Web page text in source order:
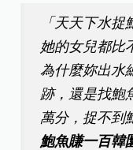
「天天下水
她的女兒都比
為什麼妳出水
跡，還是找鮑
萬分，捉不到
鮑魚賺一百韓